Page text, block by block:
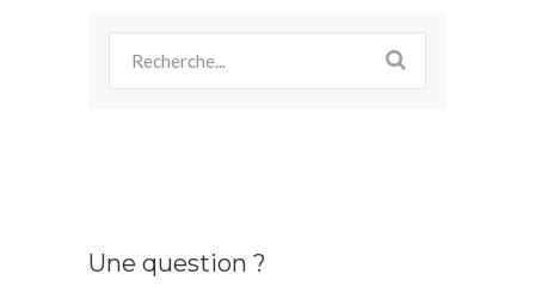
Une question ?